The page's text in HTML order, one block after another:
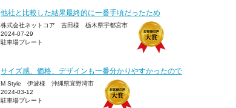
他社と比較した結果最終的に一番手頃だったため
株式会社ネットコア 吉田様 栃木県宇都宮市
2024-07-29
駐車場プレート
サイズ感、価格、デザインも一番分かりやすかったので
M Style 伊波様 沖縄県宜野湾市
2024-03-12
駐車場プレート